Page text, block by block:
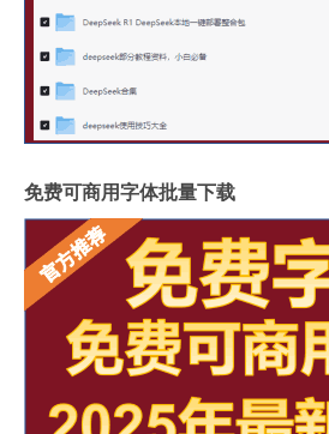
免费可商用字体批量下载